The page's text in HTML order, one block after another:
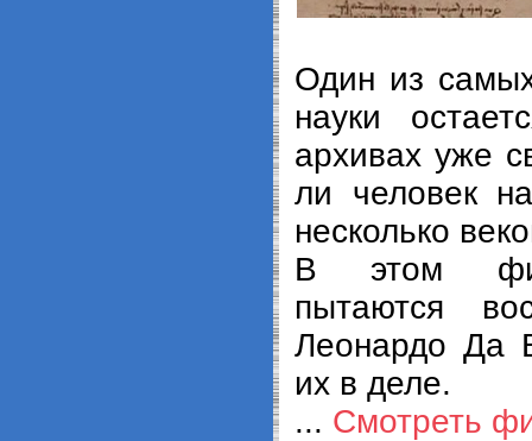
Один из
науки
архивах уже
ли человек
несколько
В этом
пытаются
Леонардо Да
их в деле.
... Смотреть